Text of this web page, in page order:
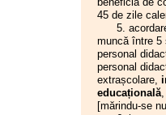
voucherelor de
din fonduri
cuantum al
-
deținerea
urmează:
„Art. NOU
științific de
17.01.2025
30.12.2024
12.12.2024
18.11.2024
45 de zile
5.
muncă între 5
personal
personal
extrașcolare,
educațională
[mărindu-se